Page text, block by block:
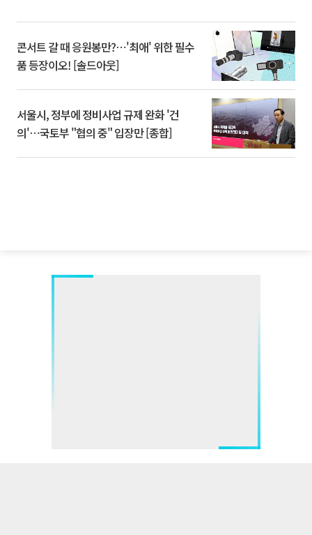
콘서트 갈 때 응원봉만?⋯'최애' 위한 필수
품 등장이오! [솔드아웃]
서울시, 정부에 정비사업 규제 완화 '건
의'⋯국토부 "협의 중" 입장만 [종합]